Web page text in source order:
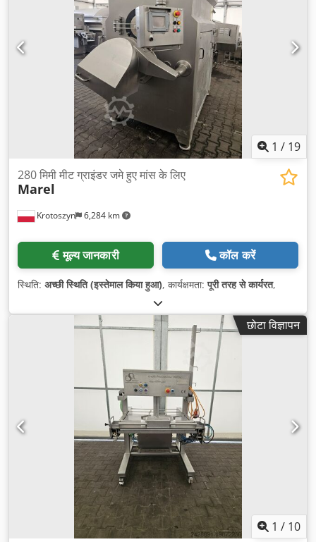
1 / 19
Krotoszyn 6,284 km
280 मिमी मीट ग्राइंडर जमे हुए मांस के लिए
Marel
मूल्य जानकारी कॉल करें
स्थिति: अच्छी स्थिति (इस्तेमाल किया हुआ), कार्यक्षमता:पूरी तरह से कार्यरत,
छोटा विज्ञापन
1 / 10